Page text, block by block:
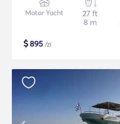
Motor Yacht
27 ft
8 m
$895 /zi